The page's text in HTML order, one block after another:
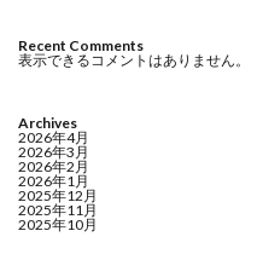
Recent Comments
表示できるコメントはありません。
Archives
2026年4月
2026年3月
2026年2月
2026年1月
2025年12月
2025年11月
2025年10月